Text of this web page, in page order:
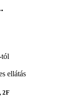
tól
ellátás
2F